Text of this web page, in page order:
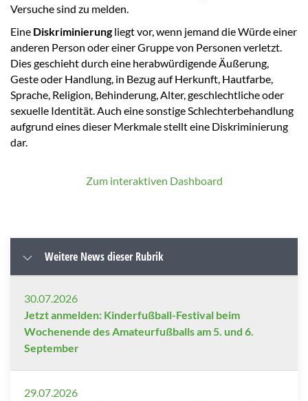
Versuche sind zu melden.
Eine Diskriminierungliegt vor, wenn jemand die Würde einer
anderen Person oder einer Gruppe von Personen verletzt.
Dies geschieht durch eine herabwürdigende Äußerung,
Geste oder Handlung, in Bezug auf Herkunft, Hautfarbe,
Sprache, Religion, Behinderung, Alter, geschlechtliche oder
sexuelle Identität. Auch eine sonstige Schlechterbehandlung
aufgrund eines dieser Merkmale stellt eine Diskriminierung
dar.
Zum interaktiven Dashboard
Weitere News dieser Rubrik
30.07.2026
Jetzt anmelden: Kinderfußball-Festival beim
Wochenende des Amateurfußballs am 5. und 6.
September
29.07.2026